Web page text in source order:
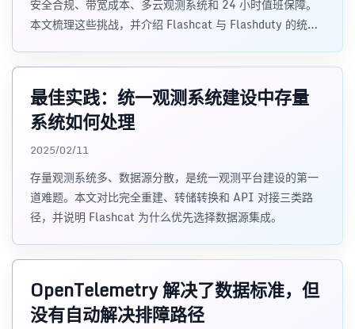
安全合规、带宽成本、多云观测系统和 24 小时值班保障。
本文梳理这些挑战，并介绍 Flashcat 与 Flashduty 的统一
最佳实践：统一观测系统建设中存量
系统如何处理
2025/02/11
存量观测系统多、数据源分散，是统一观测平台建设的第一
道难题。本文对比完全重建、转储转换和 API 对接三类路
径，并说明 Flashcat 为什么优先选择数据源集成。
OpenTelemetry 解决了数据标准，但
没有自动解决排障路径